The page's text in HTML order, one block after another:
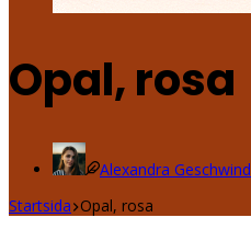
Opal, rosa
Alexandra Geschwind
Startsida Opal, rosa